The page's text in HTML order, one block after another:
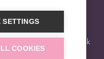
info@trisomytest.sk
SETTINGS
COOKIES